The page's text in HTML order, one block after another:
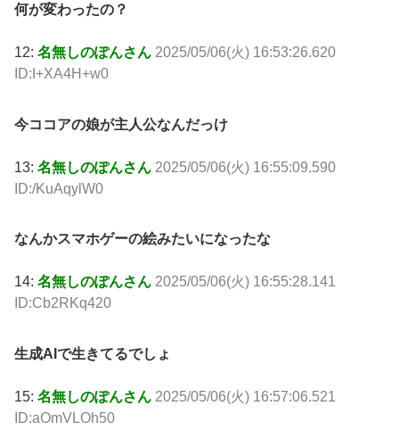
何が変わったの？
12: 名無しのぽんさん 2025/05/06(火) 16:53:26.620
ID:I+XA4H+w0
今ココアの娘が主人公なんだっけ
13: 名無しのぽんさん 2025/05/06(火) 16:55:09.590
ID:/KuAqylW0
なんかスマホゲーの絵みたいになったな
14: 名無しのぽんさん 2025/05/06(火) 16:55:28.141
ID:Cb2RKq420
生成AIで生きてるでしょ
15: 名無しのぽんさん 2025/05/06(火) 16:57:06.521
ID:aOmVLOh50